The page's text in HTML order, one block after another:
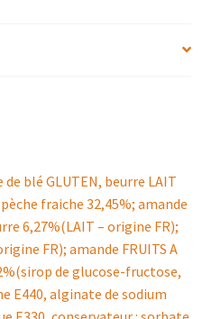
blé GLUTEN, beurre LAIT
fraiche 32,45%; amande
6,27%(LAIT – origine FR);
FR); amande FRUITS A
de glucose-fructose,
E440, alginate de sodium